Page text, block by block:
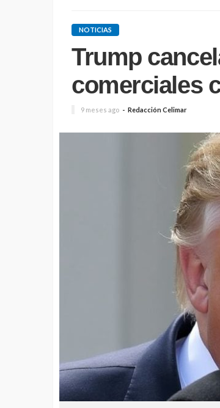
NOTICIAS
Trump
comerciales
9 meses ago Redacción Celimar